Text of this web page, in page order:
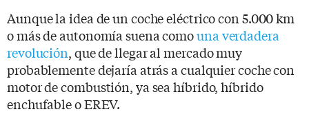
Aunque la idea de un coche eléctrico con 5.000 km
o más de autonomía suena comouna verdadera
revolución, que de llegar al mercado muy
probablemente dejaría atrás a cualquier coche con
motor de combustión, ya sea híbrido, híbrido
enchufable o EREV.